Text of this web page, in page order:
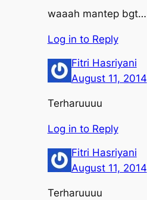
waaah mantep bgt…
Log in to Reply
Fitri Hasriyani
August 11, 2014
Terharuuuu
Log in to Reply
Fitri Hasriyani
August 11, 2014
Terharuuuu